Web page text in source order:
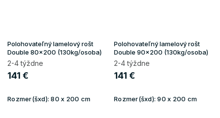
Polohovateľný lamelový rošt
Double 80x200 (130kg/osoba)
2-4 týždne
141 €
Rozmer(šxd):80 x 200 cm
Polohovateľný lamelový rošt
Double 90x200 (130kg/osoba)
2-4 týždne
141 €
Rozmer(šxd):90 x 200 cm